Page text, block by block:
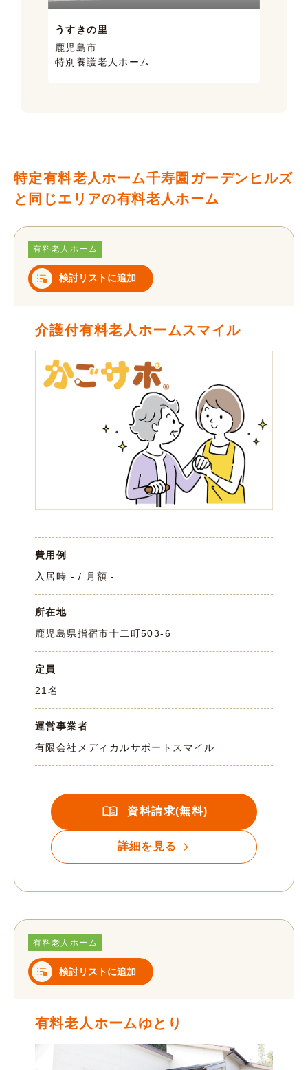
うすきの里
鹿児島市
特別養護老人ホーム
特定有料老人ホーム千寿園ガーデンヒルズ
と同じエリアの有料老人ホーム
有料老人ホーム
検討リストに追加
介護付有料老人ホームスマイル
費用例
入居時 - / 月額 -
所在地
鹿児島県指宿市十二町503-6
定員
21名
運営事業者
有限会社メディカルサポートスマイル
資料請求(無料)
詳細を見る
有料老人ホーム
検討リストに追加
有料老人ホームゆとり